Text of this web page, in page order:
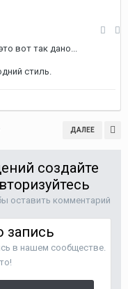
вот так дано...
стиль.
ДАЛЕЕ
создайте
оставить комментарий
запись
в нашем сообществе.